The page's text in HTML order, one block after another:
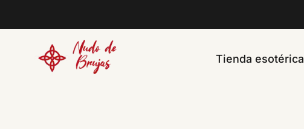
contenido
Tienda esotérica